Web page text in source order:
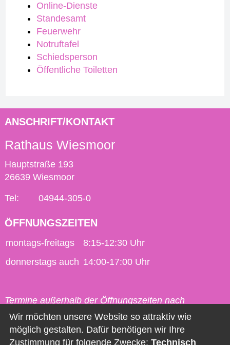
Online-Dienste
Standesamt
Feuerwehr
Notruftafel
Schiedsperson
Öffentliche Toiletten
ANSCHRIFT/KONTAKT
Rathaus Wiesmoor
Hauptstraße 193
26639 Wiesmoor
Tel: 04944-305-0
ÖFFNUNGSZEITEN
montags-freitags
8:15-12:30 Uhr
donnerstags auch 14:00-17:00 Uhr
Termine außerhalb der Öffnungszeiten nach
vorheriger Vereinbarung möglich.
Kontakt
Wir möchten unsere Website so attraktiv wie
möglich gestalten. Dafür benötigen wir Ihre
Zustimmung für folgende Zwecke: Technisch